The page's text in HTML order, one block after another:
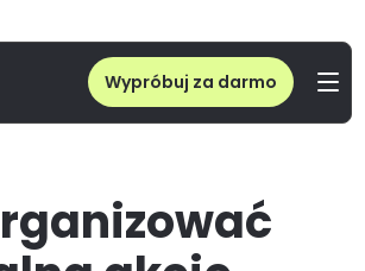
Wypróbuj za darmo